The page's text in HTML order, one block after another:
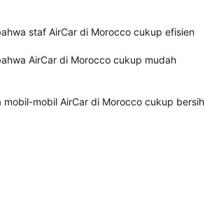
staf AirCar di Morocco cukup efisien
AirCar di Morocco cukup mudah
mobil AirCar di Morocco cukup bersih